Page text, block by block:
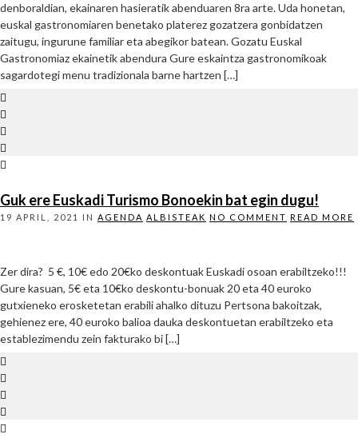
denboraldian, ekainaren hasieratik abenduaren 8ra arte. Uda honetan,
euskal gastronomiaren benetako platerez gozatzera gonbidatzen
zaitugu, ingurune familiar eta abegikor batean. Gozatu Euskal
Gastronomiaz ekainetik abendura Gure eskaintza gastronomikoak
sagardotegi menu tradizionala barne hartzen […]
Guk ere Euskadi Turismo Bonoekin bat egin dugu!
19 APRIL, 2021 IN AGENDA ALBISTEAK NO COMMENT READ MORE
Zer dira? 5 €, 10€ edo 20€ko deskontuak Euskadi osoan erabiltzeko!!!
Gure kasuan, 5€ eta 10€ko deskontu-bonuak 20 eta 40 euroko
gutxieneko erosketetan erabili ahalko dituzu Pertsona bakoitzak,
gehienez ere, 40 euroko balioa dauka deskontuetan erabiltzeko eta
establezimendu zein fakturako bi […]